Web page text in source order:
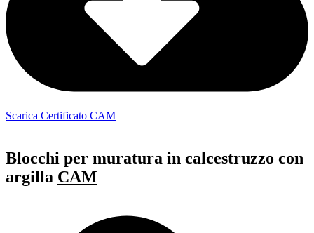
Scarica Certificato CAM
Blocchi per muratura in calcestruzzo con
argilla CAM